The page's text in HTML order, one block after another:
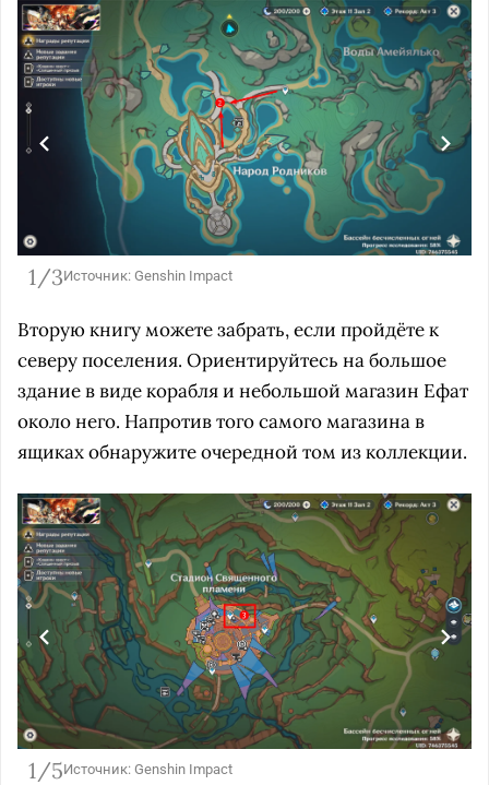
1/3Источник: Genshin Impact
Вторую книгу можете забрать, если пройдёте к
северу поселения. Ориентируйтесь на большое
здание в виде корабля и небольшой магазин Ефат
около него. Напротив того самого магазина в
ящиках обнаружите очередной том из коллекции.
1/5Источник: Genshin Impact